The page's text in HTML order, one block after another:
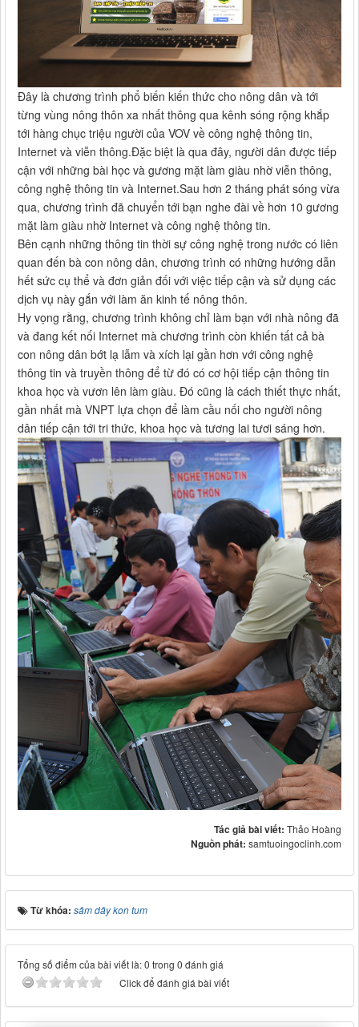
Đây là chương trình phổ biến kiến thức cho nông dân và tới
từng vùng nông thôn xa nhất thông qua kênh sóng rộng khắp
tới hàng chục triệu người của VOV về công nghệ thông tin,
Internet và viễn thông.Đặc biệt là qua đây, người dân được tiếp
cận với những bài học và gương mặt làm giàu nhờ viễn thông,
công nghệ thông tin và Internet.Sau hơn 2 tháng phát sóng vừa
qua, chương trình đã chuyển tới bạn nghe đài về hơn 10 gương
mặt làm giàu nhờ Internet và công nghệ thông tin.
Bên cạnh những thông tin thời sự công nghệ trong nước có liên
quan đến bà con nông dân, chương trình có những hướng dẫn
hết sức cụ thể và đơn giản đối với việc tiếp cận và sử dụng các
dịch vụ này gắn với làm ăn kinh tế nông thôn.
Hy vọng rằng, chương trình không chỉ làm bạn với nhà nông đã
và đang kết nối Internet mà chương trình còn khiến tất cả bà
con nông dân bớt lạ lẫm và xích lại gần hơn với công nghệ
thông tin và truyền thông để từ đó có cơ hội tiếp cận thông tin
khoa học và vươn lên làm giàu. Đó cũng là cách thiết thực nhất,
gần nhất mà VNPT lựa chọn để làm cầu nối cho người nông
dân tiếp cận tới tri thức, khoa học và tương lai tươi sáng hơn.
Tác giả bài viết: Thảo Hoàng
Nguồn phát: samtuoingoclinh.com
Từ khóa: sâm dây kon tum
Tổng số điểm của bài viết là: 0 trong 0 đánh giá
Click để đánh giá bài viết